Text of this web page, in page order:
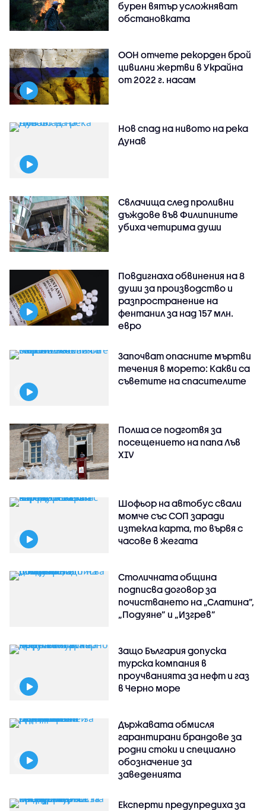
бурен вятър усложняват
обстановката
ООН отчете рекорден брой
цивилни жертви в Украйна
от 2022 г. насам
Нов спад на нивото на река
Дунав
Свлачища след проливни
дъждове във Филипините
убиха четирима души
Повдигнаха обвинения на 8
души за производство и
разпространение на
фентанил за над 157 млн.
евро
Започват опасните мъртви
течения в морето: Какви са
съветите на спасителите
Полша се подготвя за
посещението на папа Лъв
XIV
Шофьор на автобус свали
момче със СОП заради
изтекла карта, то вървя с
часове в жегата
Столичната община
подписва договор за
почистването на „Слатина”,
„Подуяне” и „Изгрев”
Защо България допуска
турска компания в
проучванията за нефт и газ
в Черно море
Държавата обмисля
гарантирани брандове за
родни стоки и специално
обозначение за
заведенията
Експерти предупредиха за